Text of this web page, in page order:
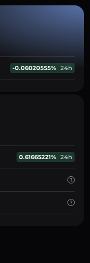
-0.06020555% 24h
0.61665221% 24h